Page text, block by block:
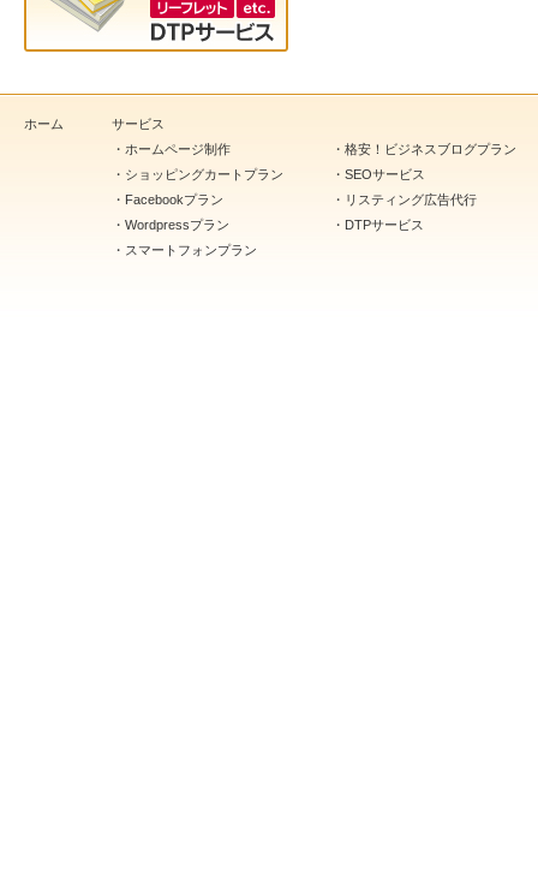
ホーム
サービス
・ ホームページ制作
・ ショッピングカートプラン
・ Facebookプラン
・ Wordpressプラン
・ スマートフォンプラン
・ 格安！ビジネスブログプラン
・ SEOサービス
・ リスティング広告代行
・ DTPサービス